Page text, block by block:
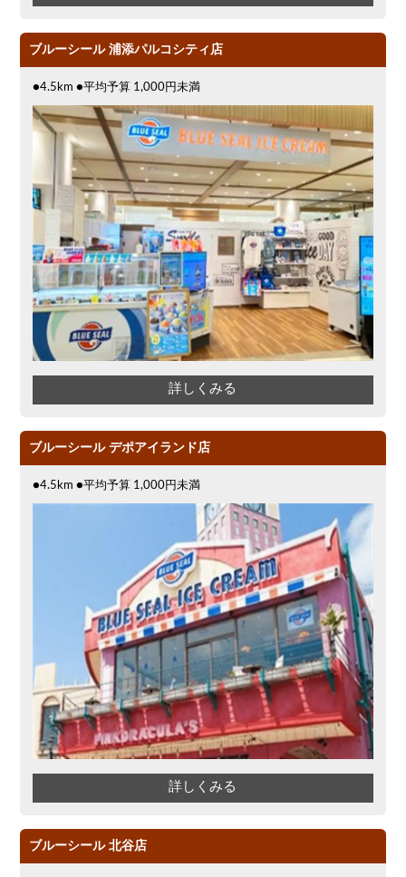
ブルーシール 浦添パルコシティ店
●4.5km ●平均予算 1,000円未満
詳しくみる
ブルーシール デポアイランド店
●4.5km ●平均予算 1,000円未満
詳しくみる
ブルーシール 北谷店